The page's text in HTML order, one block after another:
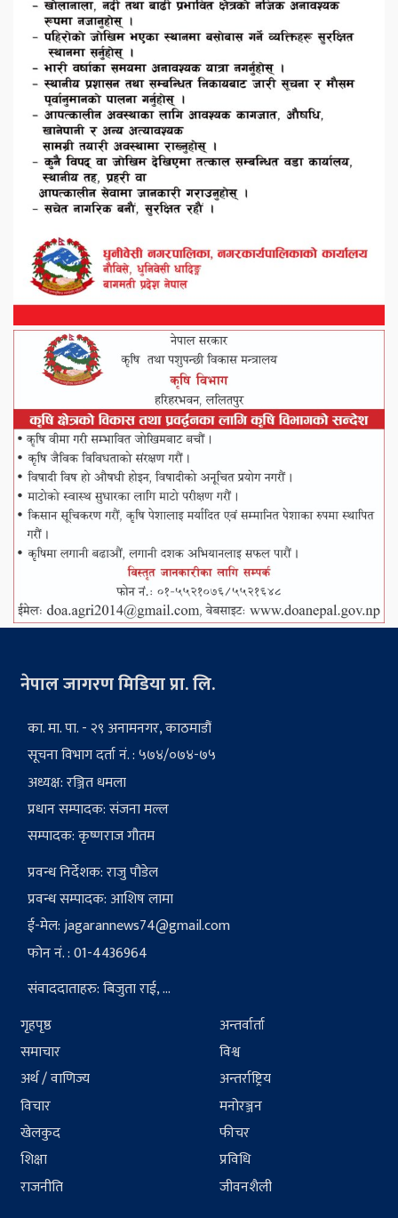
नेपाल जागरण मिडिया प्रा. लि.
का. मा. पा. - २९ अनामनगर, काठमाडौं
सूचना विभाग दर्ता नं. : ५७४/०७४-७५
अध्यक्ष: रञ्जित धमला
प्रधान सम्पादक: संजना मल्ल
सम्पादक: कृष्णराज गौतम
प्रवन्ध निर्देशक: राजु पौडेल
प्रवन्ध सम्पादक: आशिष लामा
ई-मेल:jagarannews74@gmail.com
फोन नं. : 01-4436964
संवाददाताहरु: बिजुता राई, ...
गृहपृष्ठ
समाचार
अर्थ / वाणिज्य
विचार
खेलकुद
शिक्षा
राजनीति
अन्तर्वार्ता
विश्व
अन्तर्राष्ट्रिय
मनोरञ्जन
फीचर
प्रविधि
जीवनशैली